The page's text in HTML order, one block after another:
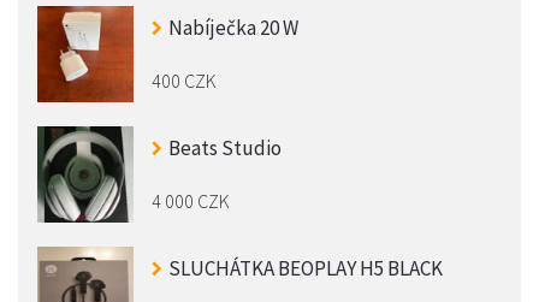
Nabíječka 20 W
400 CZK
Beats Studio
4 000 CZK
SLUCHÁTKA BEOPLAY H5 BLACK